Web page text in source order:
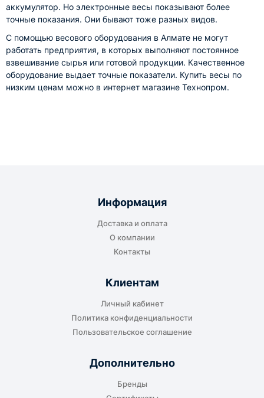
аккумулятор. Но электронные весы показывают более
точные показания. Они бывают тоже разных видов.
С помощью весового оборудования в Алмате не могут
работать предприятия, в которых выполняют постоянное
взвешивание сырья или готовой продукции. Качественное
оборудование выдает точные показатели. Купить весы по
низким ценам можно в интернет магазине Технопром.
Информация
Доставка и оплата
О компании
Контакты
Клиентам
Личный кабинет
Политика конфиденциальности
Пользовательское соглашение
Дополнительно
Бренды